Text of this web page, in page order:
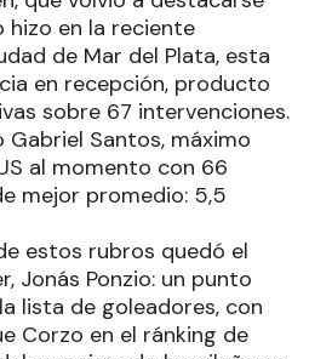
hizo en la reciente
de Mar del Plata, esta
en recepción, producto
sobre 67 intervenciones.
Santos, máximo
al momento con 66
mejor promedio: 5,5
estos rubros quedó el
Jonás Ponzio: un punto
lista de goleadores, con
Corzo en el ránking de